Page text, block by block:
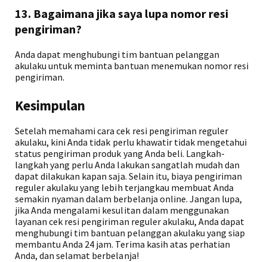
13. Bagaimana jika saya lupa nomor resi
pengiriman?
Anda dapat menghubungi tim bantuan pelanggan
akulaku untuk meminta bantuan menemukan nomor resi
pengiriman.
Kesimpulan
Setelah memahami cara cek resi pengiriman reguler
akulaku, kini Anda tidak perlu khawatir tidak mengetahui
status pengiriman produk yang Anda beli. Langkah-
langkah yang perlu Anda lakukan sangatlah mudah dan
dapat dilakukan kapan saja. Selain itu, biaya pengiriman
reguler akulaku yang lebih terjangkau membuat Anda
semakin nyaman dalam berbelanja online. Jangan lupa,
jika Anda mengalami kesulitan dalam menggunakan
layanan cek resi pengiriman reguler akulaku, Anda dapat
menghubungi tim bantuan pelanggan akulaku yang siap
membantu Anda 24 jam. Terima kasih atas perhatian
Anda, dan selamat berbelanja!